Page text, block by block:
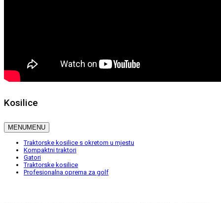
Kosilice
MENUMENU
Traktorske kosilice s okretom u mjestu
Kompaktni traktori
Gatori
Traktorske kosilice
Profesionalna oprema za golf